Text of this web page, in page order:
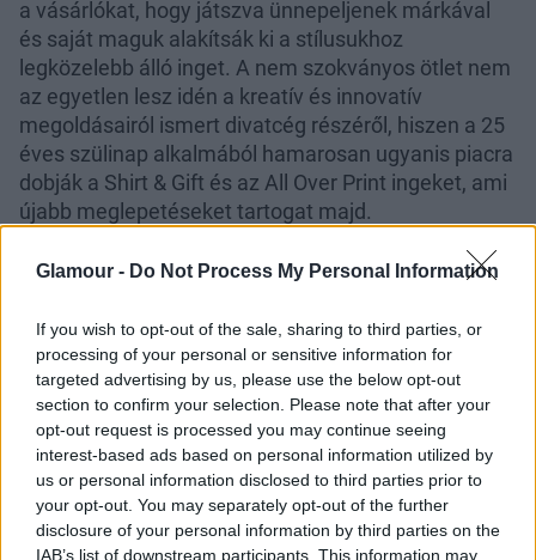
Glamour - Do Not Process My Personal Information
If you wish to opt-out of the sale, sharing to third parties, or
processing of your personal or sensitive information for
targeted advertising by us, please use the below opt-out
section to confirm your selection. Please note that after your
opt-out request is processed you may continue seeing
interest-based ads based on personal information utilized by
us or personal information disclosed to third parties prior to
your opt-out. You may separately opt-out of the further
disclosure of your personal information by third parties on the
IAB’s list of downstream participants. This information may
a vásárlókat, hogy játszva ünnepeljenek márkával
és saját maguk alakítsák ki a stílusukhoz
legközelebb álló inget. A nem szokványos ötlet nem
az egyetlen lesz idén a kreatív és innovatív
megoldásairól ismert divatcég részéről, hiszen a 25
éves szülinap alkalmából hamarosan ugyanis piacra
dobják a Shirt & Gift és az All Over Print ingeket, ami
újabb meglepetéseket tartogat majd.
Addig is már elérhetők a Springfield üzleteiben a DIY
ingek: a Gallér á la carte három levehető, cserélhető
különböző gallér jár (12 995 FT), a Gombkoktél
három csíkos és három kockás inget mutat be,
váltogatható gombokkal (10 995 FT) és a
legtitokzatosabb az Ing, ikon amely három
visszafogott mintájú inghez kínál meglepetést, egy
mintát, amit bárhová feltehetsz az ingre, hogy
milyen mintát rejt az inged, az csak kicsomagolás
után derül ki (8995 FT).